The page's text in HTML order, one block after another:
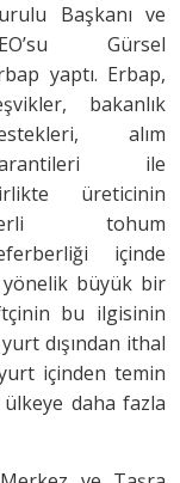
Başkanı ve
Gürsel
yaptı. Erbap,
bakanlık
alım
ile
üreticinin
tohum
içinde
büyük bir
bu ilgisinin
dışından ithal
içinden temin
ülkeye daha fazla